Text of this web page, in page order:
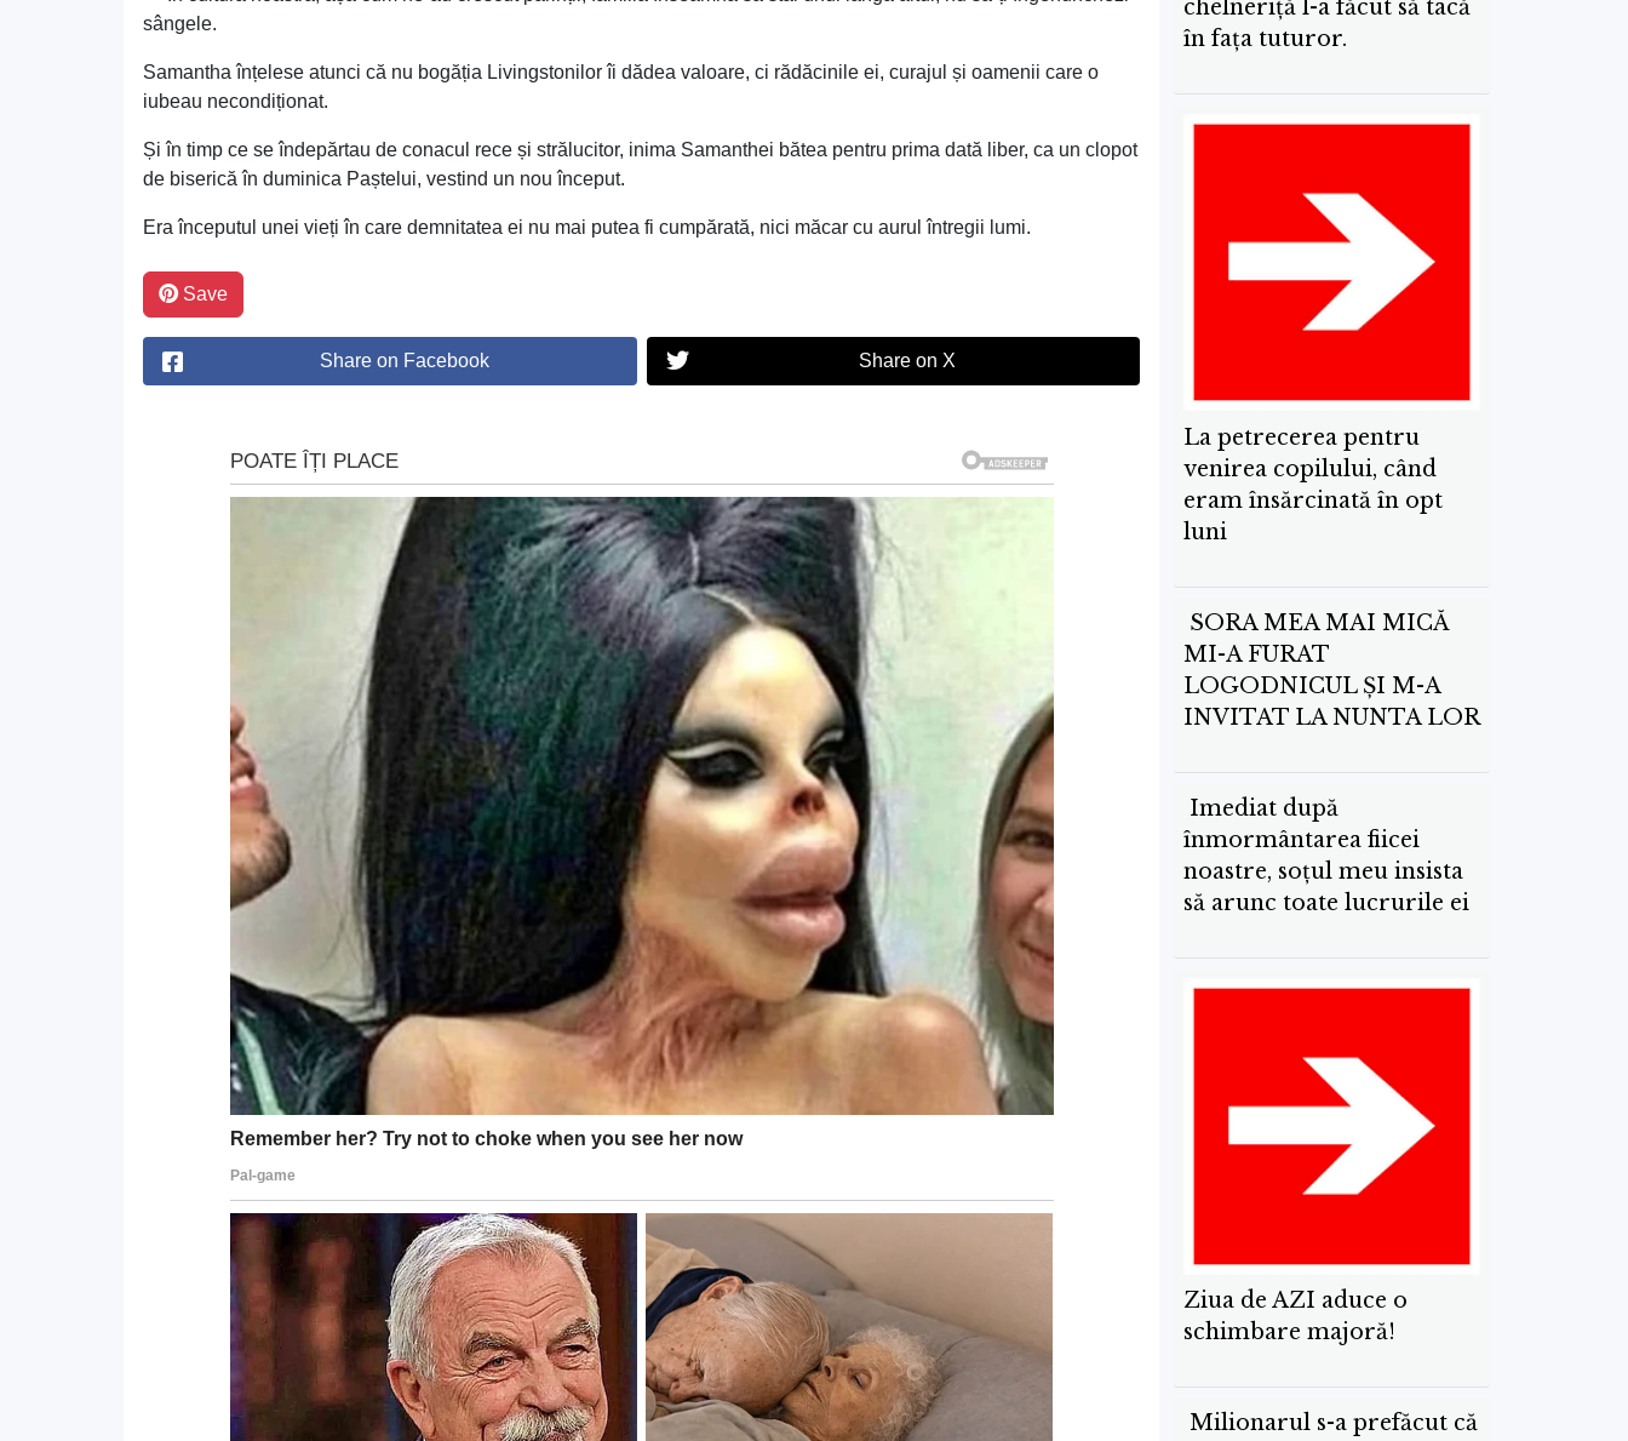
sângele.
Samantha înțelese atunci că nu bogăția Livingstonilor îi dădea valoare, ci rădăcinile ei, curajul și oamenii care o
iubeau necondiționat.
Și în timp ce se îndepărtau de conacul rece și strălucitor, inima Samanthei bătea pentru prima dată liber, ca un clopot
de biserică în duminica Paștelui, vestind un nou început.
Era începutul unei vieți în care demnitatea ei nu mai putea fi cumpărată, nici măcar cu aurul întregii lumi.
Save
Share on Facebook Share on X
chelneriță l-a făcut să tacă
în fața tuturor.
La petrecerea pentru
venirea copilului, când
eram însărcinată în opt
luni
SORA MEA MAI MICĂ
MI-A FURAT
LOGODNICUL ȘI M-A
INVITAT LA NUNTA LOR
Imediat după
înmormântarea fiicei
noastre, soțul meu insista
să arunc toate lucrurile ei
Ziua de AZI aduce o
schimbare majoră!
Milionarul s-a prefăcut că